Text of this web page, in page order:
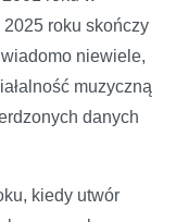
2025 roku skończy
niewiele,
muzyczną
danych
kiedy utwór